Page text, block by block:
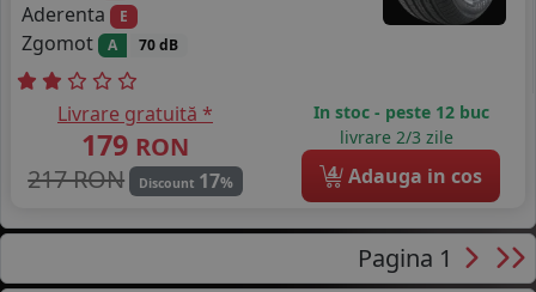
Aderenta E
Zgomot A 70 dB
Livrare gratuită *
179 RON
217 RON
Discount 17%
In stoc - peste 12 buc
livrare 2/3 zile
4 Adauga in cos
Pagina 1